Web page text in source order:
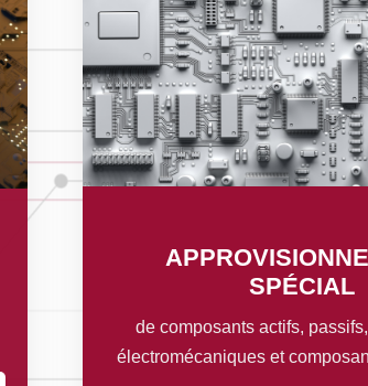
SPÉCIAL
de composants actifs,
électromécaniques et